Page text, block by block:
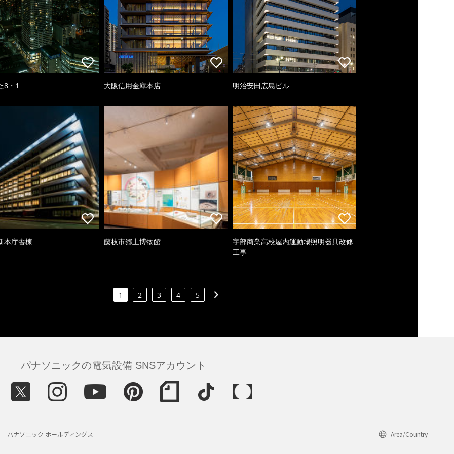
8・1 大阪信用金庫本店 明治安田広島ビル
本庁舎棟 藤枝市郷土博物館
宇部商業高校屋内運動場照明器具改修
工事
1 2 3 4 5
パナソニックの電気設備 SNSアカウント
パナソニック ホールディングス Area/Country